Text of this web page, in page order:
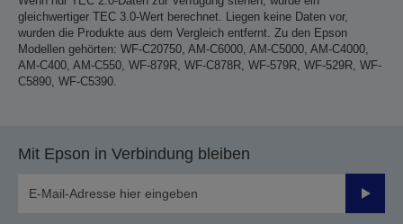
gleichwertiger TEC 3.0-Wert berechnet. Liegen keine Daten vor,
wurden die Produkte aus dem Vergleich entfernt. Zu den Epson
Modellen gehörten: WF-C20750, AM-C6000, AM-C5000, AM-C4000,
AM-C400, AM-C550, WF-879R, WF-C878R, WF-579R, WF-529R, WF-
C5890, WF-C5390.
Mit Epson in Verbindung bleiben